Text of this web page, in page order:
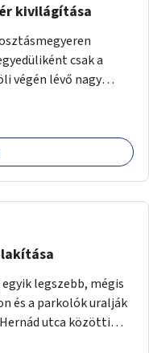
kivilágítása
csak a
végén lévő nagy
legszebb, mégis
és a parkolók uralják
utca közötti